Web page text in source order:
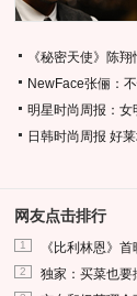
《秘密天使》陈
NewFace张俪：
明星时尚周报：女
日韩时尚周报 好
网友点击排行
1 《比利林恩》
2 独家：买菜也要